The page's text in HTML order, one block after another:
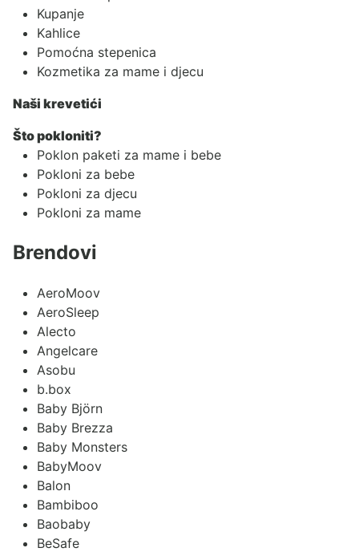
Kupanje
Kahlice
Pomoćna stepenica
Kozmetika za mame i djecu
Naši krevetići
Što pokloniti?
Poklon paketi za mame i bebe
Pokloni za bebe
Pokloni za djecu
Pokloni za mame
Brendovi
AeroMoov
AeroSleep
Alecto
Angelcare
Asobu
b.box
Baby Björn
Baby Brezza
Baby Monsters
BabyMoov
Balon
Bambiboo
Baobaby
BeSafe